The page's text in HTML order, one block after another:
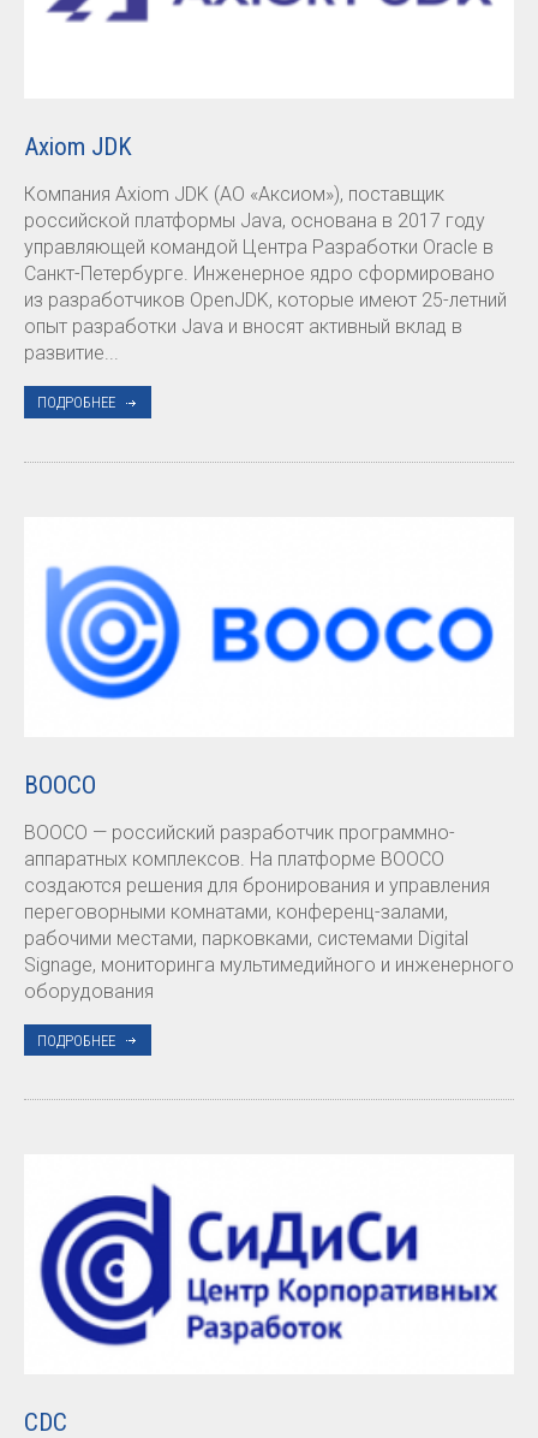
Axiom JDK
Компания Axiom JDK (АО «Аксиом»), поставщик
российской платформы Java, основана в 2017 году
управляющей командой Центра Разработки Oracle в
Санкт-Петербурге. Инженерное ядро сформировано
из разработчиков OpenJDK, которые имеют 25-летний
опыт разработки Java и вносят активный вклад в
развитие...
ПОДРОБНЕЕ
BOOCO
BOOCO — российский разработчик программно-
аппаратных комплексов. На платформе BOOCO
создаются решения для бронирования и управления
переговорными комнатами, конференц-залами,
рабочими местами, парковками, системами Digital
Signage, мониторинга мультимедийного и инженерного
оборудования
ПОДРОБНЕЕ
CDC